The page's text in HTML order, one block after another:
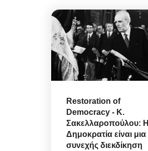
Restoration of
Democracy - Κ.
Σακελλαροπούλου: Η
Δημοκρατία είναι μια
συνεχής διεκδίκηση